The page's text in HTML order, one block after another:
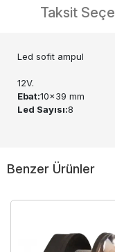
Taksit
Led sofit ampul
12V.
Ebat:10x39 mm
Led Sayısı:8
Benzer Ürünler